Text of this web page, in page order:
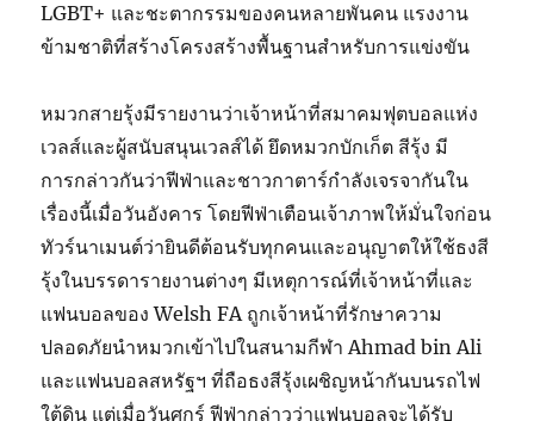
LGBT+ และชะตากรรมของคนหลายพันคน แรงงาน
ข้ามชาติที่สร้างโครงสร้างพื้นฐานสำหรับการแข่งขัน
หมวกสายรุ้งมีรายงานว่าเจ้าหน้าที่สมาคมฟุตบอลแห่ง
เวลส์และผู้สนับสนุนเวลส์ได้ ยึดหมวกบักเก็ต สีรุ้ง มี
การกล่าวกันว่าฟีฟ่าและชาวกาตาร์กำลังเจรจากันใน
เรื่องนี้เมื่อวันอังคาร โดยฟีฟ่าเตือนเจ้าภาพให้มั่นใจก่อน
ทัวร์นาเมนต์ว่ายินดีต้อนรับทุกคนและอนุญาตให้ใช้ธงสี
รุ้งในบรรดารายงานต่างๆ มีเหตุการณ์ที่เจ้าหน้าที่และ
แฟนบอลของ Welsh FA ถูกเจ้าหน้าที่รักษาความ
ปลอดภัยนำหมวกเข้าไปในสนามกีฬา Ahmad bin Ali
และแฟนบอลสหรัฐฯ ที่ถือธงสีรุ้งเผชิญหน้ากันบนรถไฟ
ใต้ดิน แต่เมื่อวันศุกร์ ฟีฟ่ากล่าวว่าแฟนบอลจะได้รับ